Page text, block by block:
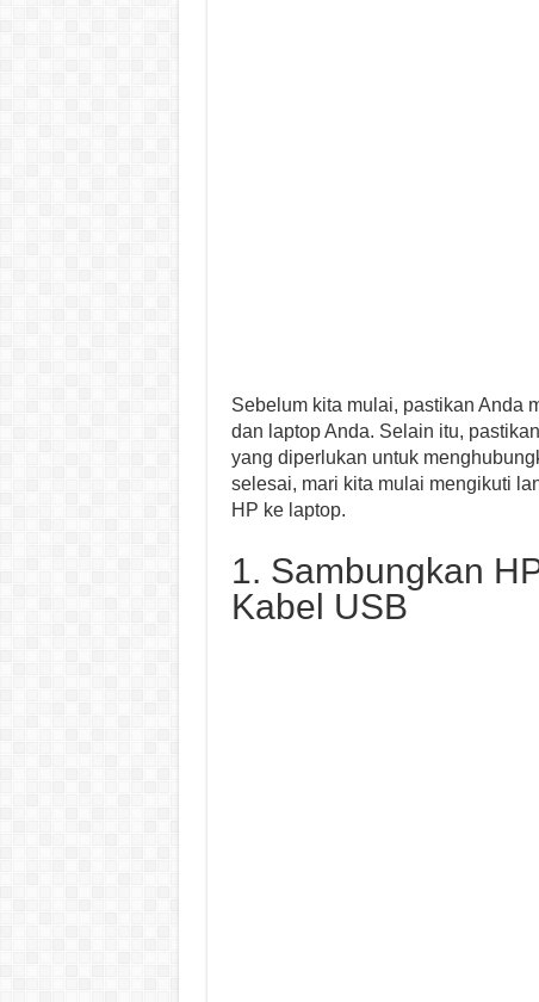
Sebelum kita mulai, pastikan Anda
dan laptop Anda. Selain itu,
yang diperlukan untuk
selesai, mari kita mulai mengikuti
HP ke laptop.
1. Sambungkan
Kabel USB